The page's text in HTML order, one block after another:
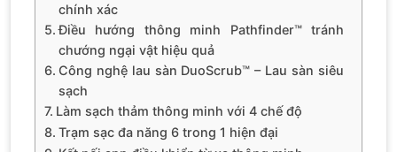
chính xác
Điều hướng thông minh Pathfinder™ tránh
chướng ngại vật hiệu quả
Công nghệ lau sàn DuoScrub™ – Lau sàn siêu
sạch
Làm sạch thảm thông minh với 4 chế độ
Trạm sạc đa năng 6 trong 1 hiện đại